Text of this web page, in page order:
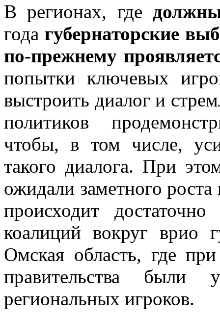
В регионах, где
года губернаторские
по-прежнему
попытки ключевых
выстроить диалог и
политиков
чтобы, в том числе,
такого диалога. При
ожидали заметного
происходит достаточно
коалиций вокруг врио
Омская область, где
правительства были
региональных игроков.